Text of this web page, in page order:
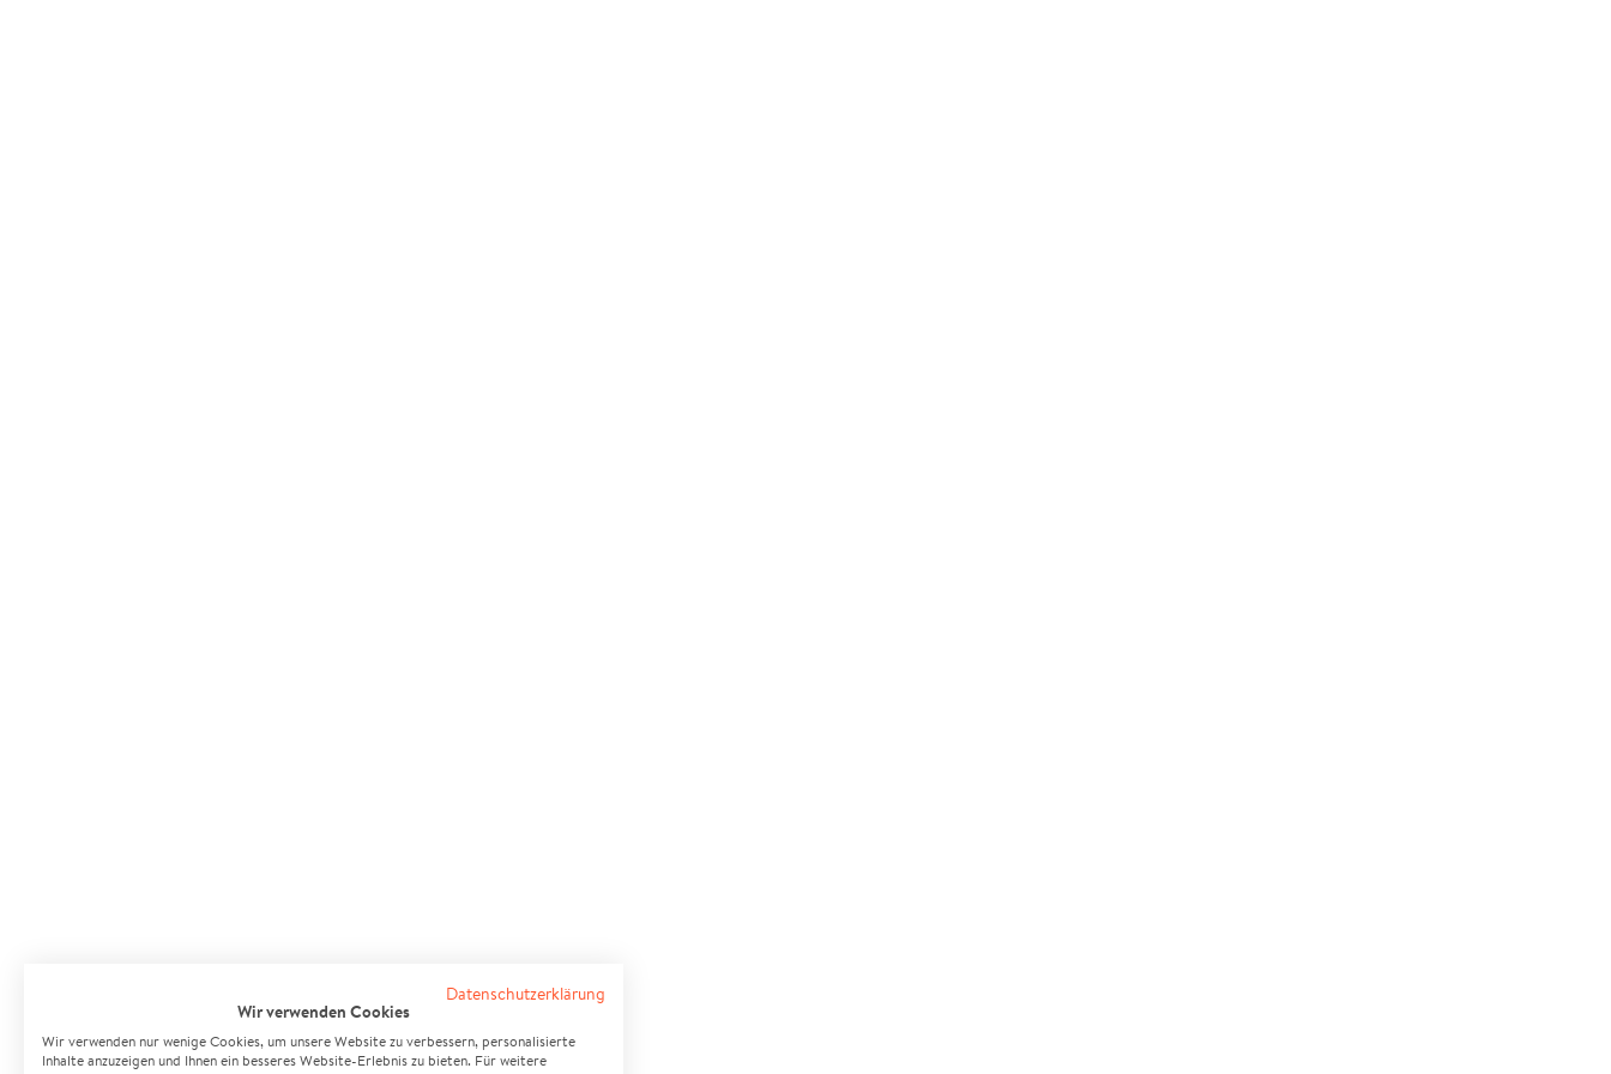
Datenschutzerklärung
Wir verwenden Cookies
Wir verwenden nur wenige Cookies, um unsere Website zu verbessern, personalisierte
Inhalte anzuzeigen und Ihnen ein besseres Website-Erlebnis zu bieten. Für weitere